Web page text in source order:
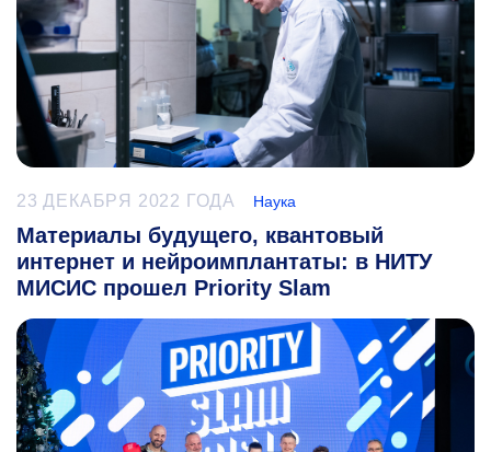
23 ДЕКАБРЯ 2022 ГОДА Наука
Материалы будущего, квантовый
интернет и нейроимплантаты: в НИТУ
МИСИС прошел Priority Slam